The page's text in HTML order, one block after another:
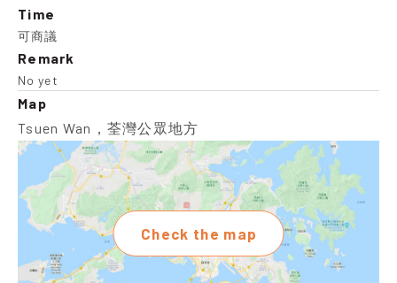
Time
可商議
Remark
No yet
Map
Tsuen Wan，荃灣公眾地方
Check the map